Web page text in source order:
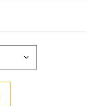
Premier 2 DH8035-463